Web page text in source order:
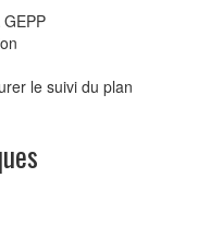
le suivi du plan